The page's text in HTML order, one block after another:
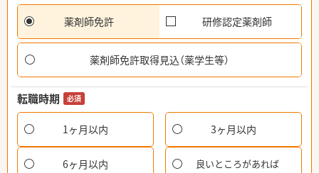
薬剤師免許 研修認定薬剤師
薬剤師免許取得見込（薬学生等）
転職時期 必須
1ヶ月以内 3ヶ月以内
6ヶ月以内 良いところがあれば